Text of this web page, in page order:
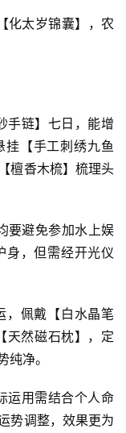
化太岁锦囊】，农
手链】七日，能增
挂【手工刺绣九鱼
檀香木梳】梳理头
要避免参加水上娱
身，但需经开光仪
，佩戴【白水晶笔
天然磁石枕】，定
净。
运用需结合个人命
势调整，效果更为